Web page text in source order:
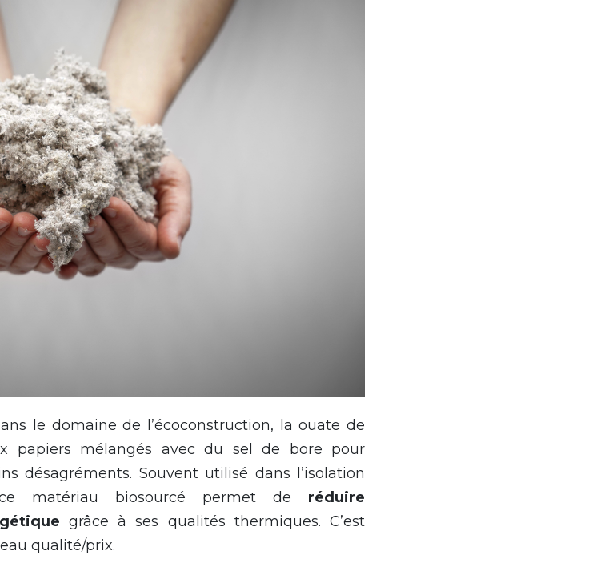
le domaine de l’écoconstruction, la ouate de
papiers mélangés avec du sel de bore pour
désagréments. Souvent utilisé dans l’isolation
matériau biosourcé permet de réduire
grâce à ses qualités thermiques. C’est
qualité/prix.